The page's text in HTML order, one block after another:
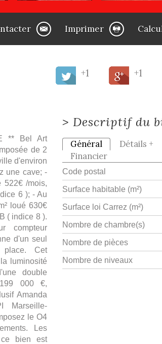
Imprimer
+1 +1
** Bel Art
de 2
d'environ
une cave; -
522€ /mois,
6 ); - Au
loué 630€
( indice 8 ).
compteur
d'un seul
Cet
luminosité
double
000 €,
Amanda
Marseille-
le O4
Les
ce bien est
> Descriptif du
Général Détails +
Financier
Code postal
Surface habitable (m²)
Surface loi Carrez (m²)
Nombre de chambre(s)
Nombre de pièces
Nombre de niveaux